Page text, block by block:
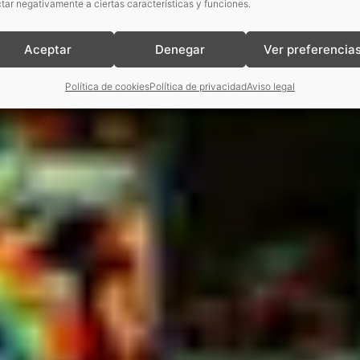
negativamente a ciertas características y funciones.
Aceptar Denegar Ver
Política de cookiesPolítica de privacidadAviso legal